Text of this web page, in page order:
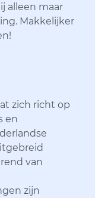
alleen maar
Makkelijker
zich richt op
en
van
zijn